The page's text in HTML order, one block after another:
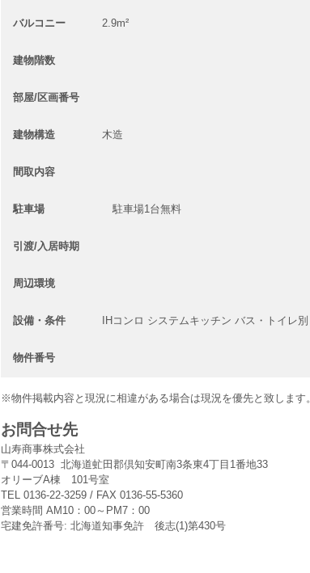
バルコニー 2.9m²
建物階数
部屋/区画番号
建物構造 木造
間取内容
駐車場 駐車場1台無料
引渡/入居時期
周辺環境
設備・条件 IHコンロ システムキッチン バス・トイレ別
物件番号
※物件掲載内容と現況に相違がある場合は現況を優先と致します。
お問合せ先
山寿商事株式会社
〒044-0013 北海道虻田郡倶知安町南3条東4丁目1番地33
オリーブA棟 101号室
TEL 0136-22-3259 / FAX 0136-55-5360
営業時間 AM10：00～PM7：00
宅建免許番号: 北海道知事免許 後志(1)第430号